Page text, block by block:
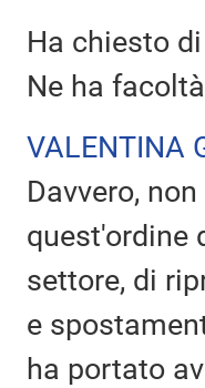
Ha chiesto
Ne ha
VALENTINA
Davvero,
quest'ordine
settore, di
e
ha portato